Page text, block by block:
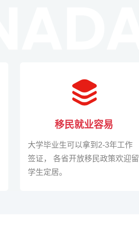
移民就业容易
大学毕业生可以拿到2-3年工作
签证， 各省开放移民政策欢迎留
学生定居。